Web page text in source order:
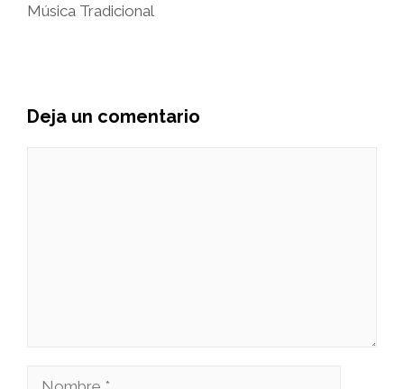
Música Tradicional
Deja un comentario
Nombre